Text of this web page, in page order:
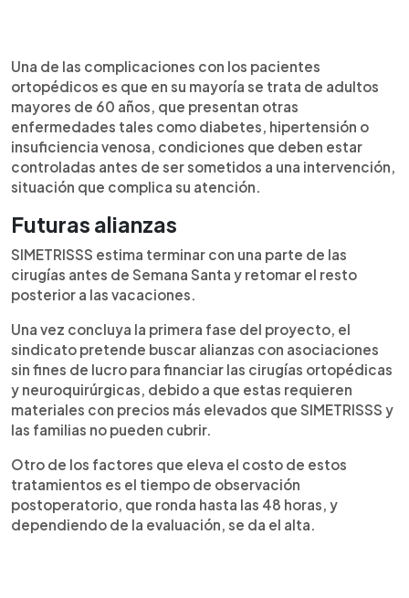
Una de las complicaciones con los pacientes
ortopédicos es que en su mayoría se trata de adultos
mayores de 60 años, que presentan otras
enfermedades tales como diabetes, hipertensión o
insuficiencia venosa, condiciones que deben estar
controladas antes de ser sometidos a una intervención,
situación que complica su atención.
Futuras alianzas
SIMETRISSS estima terminar con una parte de las
cirugías antes de Semana Santa y retomar el resto
posterior a las vacaciones.
Una vez concluya la primera fase del proyecto, el
sindicato pretende buscar alianzas con asociaciones
sin fines de lucro para financiar las cirugías ortopédicas
y neuroquirúrgicas, debido a que estas requieren
materiales con precios más elevados que SIMETRISSS y
las familias no pueden cubrir.
Otro de los factores que eleva el costo de estos
tratamientos es el tiempo de observación
postoperatorio, que ronda hasta las 48 horas, y
dependiendo de la evaluación, se da el alta.